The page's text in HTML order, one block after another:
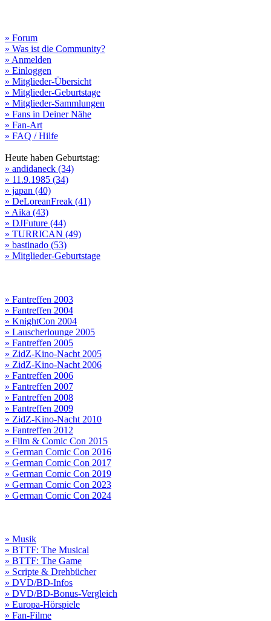
» Forum
» Was ist die Community?
» Anmelden
» Einloggen
» Mitglieder-Übersicht
» Mitglieder-Geburtstage
» Mitglieder-Sammlungen
» Fans in Deiner Nähe
» Fan-Art
» FAQ / Hilfe
Heute haben Geburtstag:
» andidaneck (34)
» 11.9.1985 (34)
» japan (40)
» DeLoreanFreak (41)
» Aika (43)
» DJFuture (44)
» TURRICAN (49)
» bastinado (53)
» Mitglieder-Geburtstage
» Fantreffen 2003
» Fantreffen 2004
» KnightCon 2004
» Lauscherlounge 2005
» Fantreffen 2005
» ZidZ-Kino-Nacht 2005
» ZidZ-Kino-Nacht 2006
» Fantreffen 2006
» Fantreffen 2007
» Fantreffen 2008
» Fantreffen 2009
» ZidZ-Kino-Nacht 2010
» Fantreffen 2012
» Film & Comic Con 2015
» German Comic Con 2016
» German Comic Con 2017
» German Comic Con 2019
» German Comic Con 2023
» German Comic Con 2024
» Musik
» BTTF: The Musical
» BTTF: The Game
» Scripte & Drehbücher
» DVD/BD-Infos
» DVD/BD-Bonus-Vergleich
» Europa-Hörspiele
» Fan-Filme